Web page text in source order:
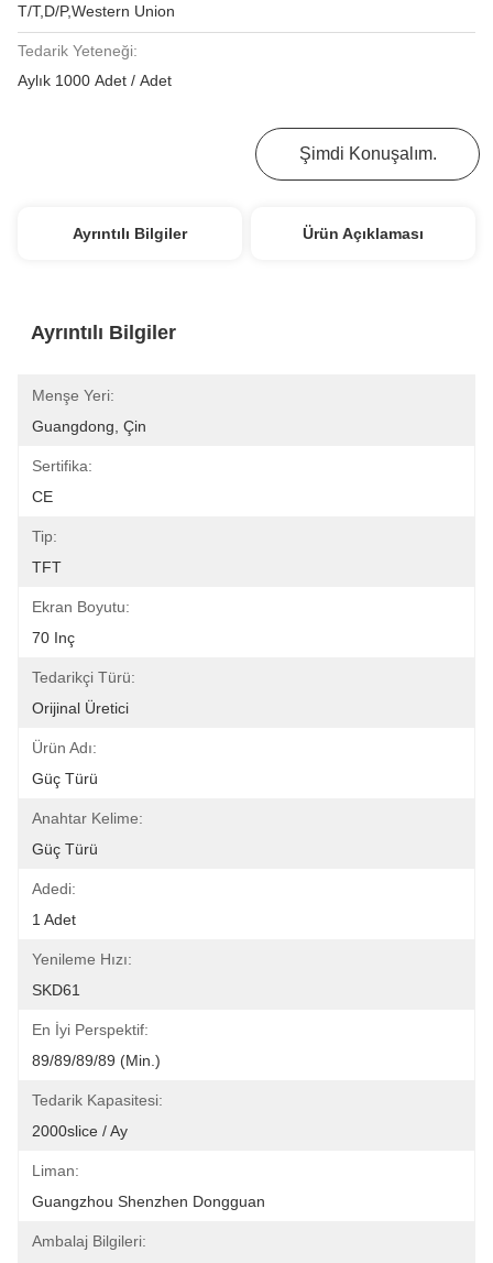
T/T,D/P,Western Union
Tedarik Yeteneği:
Aylık 1000 Adet / Adet
Şimdi Konuşalım.
Ayrıntılı Bilgiler Ürün Açıklaması
Ayrıntılı Bilgiler
Menşe Yeri:
Guangdong, Çin
Sertifika:
CE
Tip:
TFT
Ekran Boyutu:
70 Inç
Tedarikçi Türü:
Orijinal Üretici
Ürün Adı:
Güç Türü
Anahtar Kelime:
Güç Türü
Adedi:
1 Adet
Yenileme Hızı:
SKD61
En İyi Perspektif:
89/89/89/89 (Min.)
Tedarik Kapasitesi:
2000slice / Ay
Liman:
Guangzhou Shenzhen Dongguan
Ambalaj Bilgileri: